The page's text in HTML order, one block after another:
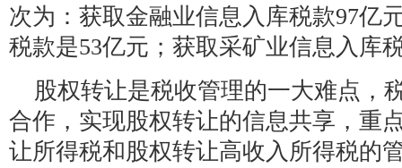
次为：获取金融业信息入库税款97亿
税款是53亿元；获取采矿业信息入库
股权转让是税收管理的一大难点，
合作，实现股权转让的信息共享，重
让所得税和股权转让高收入所得税的